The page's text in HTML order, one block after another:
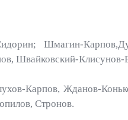
Шмагин-
Швайковский-Клисунов-
Карпов, Жданов-
Стронов.